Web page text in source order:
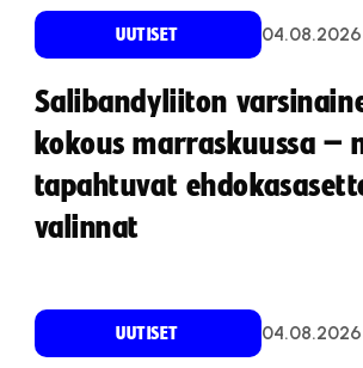
UUTISET 04.08.2026
Salibandyliiton
kokous marraskuussa –
tapahtuvat
valinnat
UUTISET 04.08.2026